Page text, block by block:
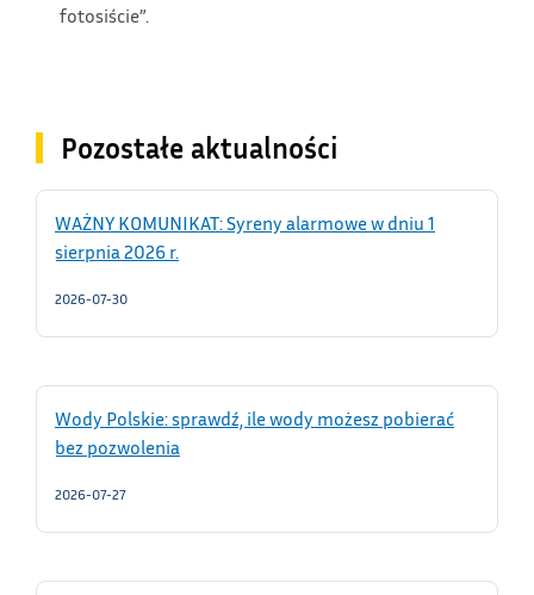
fotosiście”.
Pozostałe aktualności
WAŻNY KOMUNIKAT: Syreny alarmowe w dniu 1
sierpnia 2026 r.
2026-07-30
Wody Polskie: sprawdź, ile wody możesz pobierać
bez pozwolenia
2026-07-27